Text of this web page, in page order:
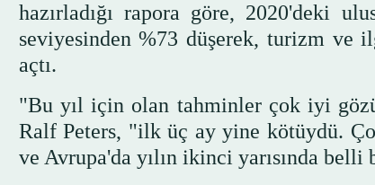
hazırladığı rapora göre, 2020'deki
seviyesinden %73 düşerek, turizm ve
açtı.
"Bu yıl için olan tahminler çok iyi
Ralf Peters, "ilk üç ay yine kötüydü.
ve Avrupa'da yılın ikinci yarısında